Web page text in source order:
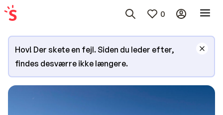
0
Hov! Der skete en fejl. Siden du leder efter,
findes desværre ikke længere.